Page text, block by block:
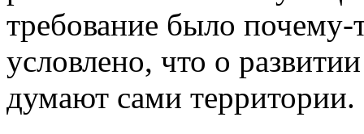
требование было
условлено, что о
думают сами территории.